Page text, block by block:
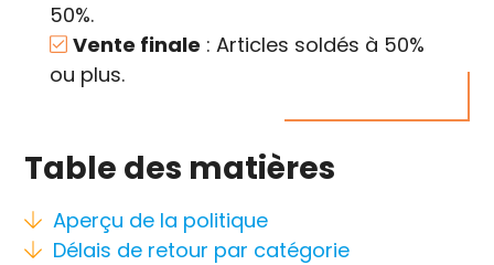
50%.
Vente finale : Articles soldés à 50%
ou plus.
Table des matières
Aperçu de la politique
Délais de retour par catégorie